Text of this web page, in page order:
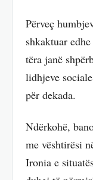
Përveç
shkaktuar
tëra janë
lidhjeve
për dekada.
Ndërkohë,
me vështirësi
Ironia e